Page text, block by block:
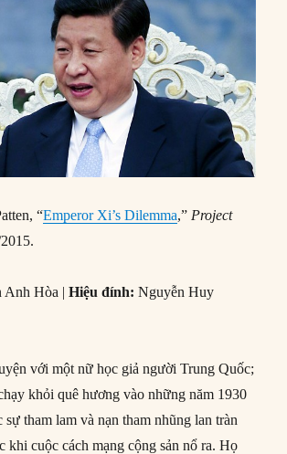
“Emperor Xi’s Dilemma,” Project
Anh Hòa |Hiệu đính: Nguyễn Huy
với một nữ học giả người Trung Quốc;
khỏi quê hương vào những năm 1930
tham lam và nạn tham nhũng lan tràn
khi cuộc cách mạng cộng sản nổ ra. Họ